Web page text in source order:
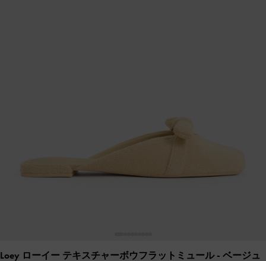
Loey ローイー テキスチャーボウフラットミュール- ベージュ